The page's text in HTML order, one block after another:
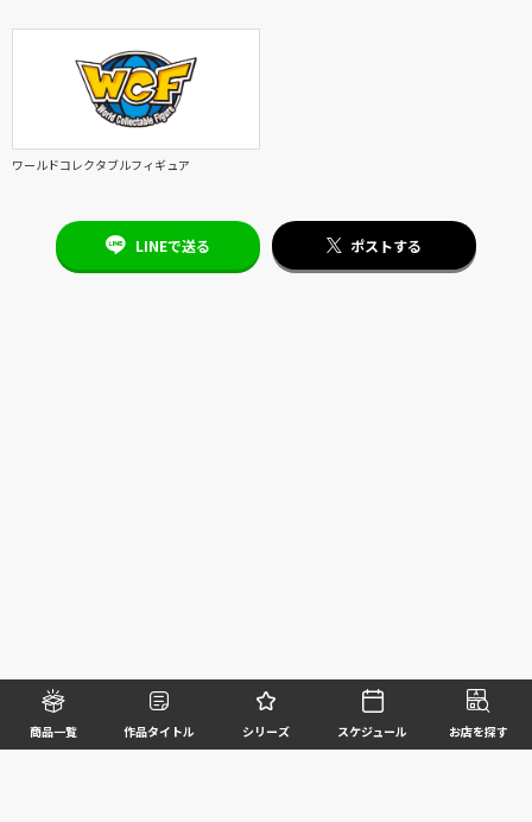
商品一覧 作品タイトル シリーズ スケジュール お店を探す
ワールドコレクタブルフィギュア
LINEで送る ポストする